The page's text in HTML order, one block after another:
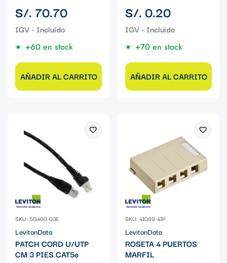
Precio
regular
S/. 70.70
+60 en stock
AÑADIR AL CARRITO
Precio
regular
S/. 0.20
+70 en stock
AÑADIR AL CARRITO
SKU: 5G460-03E
LevitonData
PATCH CORD U/UTP
CM 3 PIES CAT5e
SKU: 41089-4IP
LevitonData
ROSETA 4 PUERTOS
MARFIL